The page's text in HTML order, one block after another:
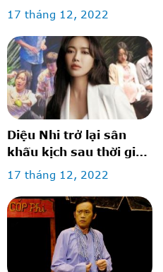
kịch
17 tháng 12, 2022
Diệu Nhi trở lại sân
khấu kịch sau thời gian
vắng bóng, gây xúc
bầu vượt mặt
17 tháng 12, 2022